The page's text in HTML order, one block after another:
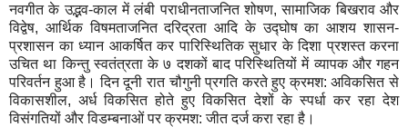
नवगीत के उद्भव-काल में लंबी पराधीनताजनित शोषण, सामाजिक बिखराव और
विद्वेष, आर्थिक विषमताजनित दरिद्रता आदि के उद्घोष का आशय शासन-
प्रशासन का ध्यान आकर्षित कर पारिस्थितिक सुधार के दिशा प्रशस्त करना
उचित था किन्तु स्वतंत्रता के ७ दशकों बाद परिस्थितियों में व्यापक और गहन
परिवर्तन हुआ है। दिन दूनी रात चौगुनी प्रगति करते हुए क्रमश: अविकसित से
विकासशील, अर्ध विकसित होते हुए विकसित देशों के स्पर्धा कर रहा देश
विसंगतियों और विडम्बनाओं पर क्रमश: जीत दर्ज करा रहा है।